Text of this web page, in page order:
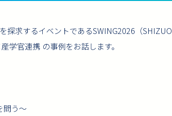
探求するイベントであるSWING2026（SHIZUO
学官連携 の事例をお話します。
問う～